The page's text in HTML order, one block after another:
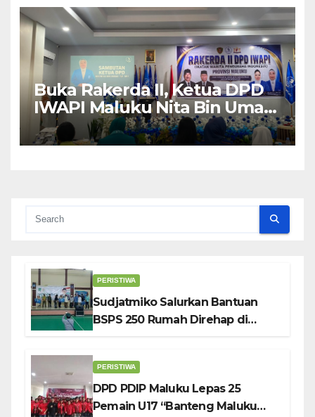
Buka Rakerda II, Ketua DPD
IWAPI Maluku Nita Bin Umar:
Perempuan Pengusaha Pilar
Penggerak UMKM
PERISTIWA
Sudjatmiko Salurkan Bantuan
BSPS 250 Rumah Direhap di
PERISTIWA
DPD PDIP Maluku Lepas 25
Pemain U17 “Banteng Maluku